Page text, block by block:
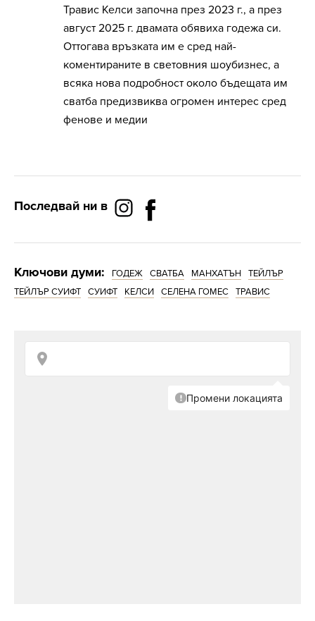
Травис Келси започна през 2023 г., а през
август 2025 г. двамата обявиха годежа си.
Оттогава връзката им е сред най-
коментираните в световния шоубизнес, а
всяка нова подробност около бъдещата им
сватба предизвиква огромен интерес сред
фенове и медии
Последвай ни в
Ключови думи: ГОДЕЖ СВАТБА МАНХАТЪН
ТЕЙЛЪР
ТЕЙЛЪР СУИФТ
СУИФТ КЕЛСИ СЕЛЕНА ГОМЕС ТРАВИС